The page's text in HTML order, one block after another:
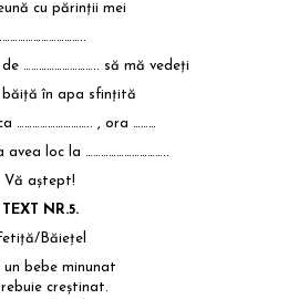
cu părinţii mei
……………………….. să mă vedeţi
băiţă în apa sfinţită
……………………….. , ora ………
avea loc la …………………………..
Vă aştept!
TEXT NR.5.
Băieţel
un bebe minunat
creştinat.